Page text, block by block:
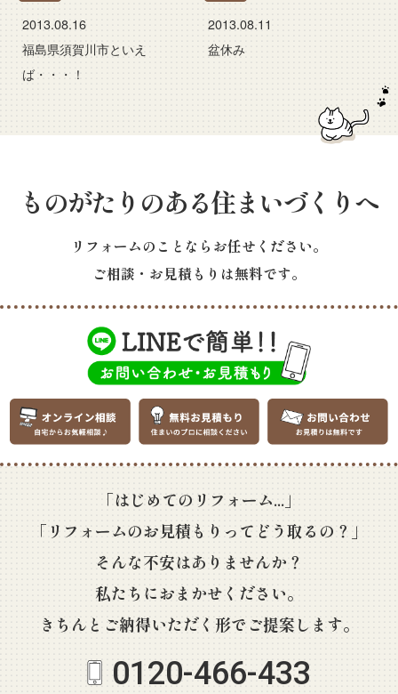
2013.08.16
福島県須賀川市といえ
ば・・・！
2013.08.11
盆休み
ものがたりのある住まいづくりへ
リフォームのことならお任せください。
ご相談・お見積もりは無料です。
「はじめてのリフォーム...」
「リフォームのお見積もりってどう取るの？」
そんな不安はありませんか？
私たちにおまかせください。
きちんとご納得いただく形でご提案します。
0120-466-433